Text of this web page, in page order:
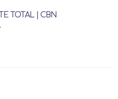
TOTAL | CBN